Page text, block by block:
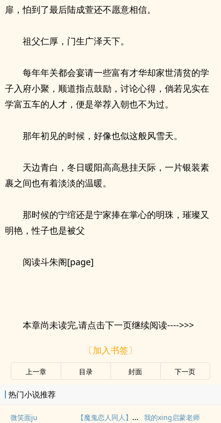
扉，怕到了最后陆成萱还不愿意相信。
祖父仁厚，门生广泽天下。
每年年关都会宴请一些富有才华却家世清贫的学
子入府小聚，顺道指点鼓励，讨论心得，倘若见实在
学富五车的人才，便是举荐入朝也不为过。
那年初见的时候，好像也似这般风雪天。
天边青白，冬日暖阳高高悬挂天际，一片银装素
裹之间也有着淡淡的温暖。
那时候的宁绾还是宁家捧在掌心的明珠，璀璨又
明艳，性子也是被父
阅读斗朱阁[page]
本章尚未读完,请点击下一页继续阅读---->>>
〔加入书签〕
上一章 目录 封面 下一页
热门小说推荐
微笑面ju 【魔鬼恋人同人】罪恶的伊甸园
我的xing启蒙老师